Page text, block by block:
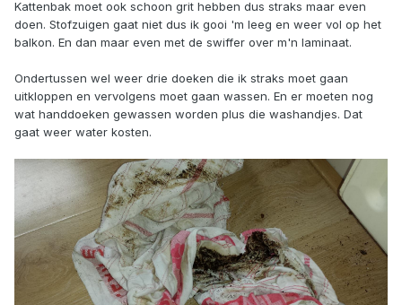
Kattenbak moet ook schoon grit hebben dus straks maar even
doen. Stofzuigen gaat niet dus ik gooi 'm leeg en weer vol op het
balkon. En dan maar even met de swiffer over m'n laminaat.
Ondertussen wel weer drie doeken die ik straks moet gaan
uitkloppen en vervolgens moet gaan wassen. En er moeten nog
wat handdoeken gewassen worden plus die washandjes. Dat
gaat weer water kosten.